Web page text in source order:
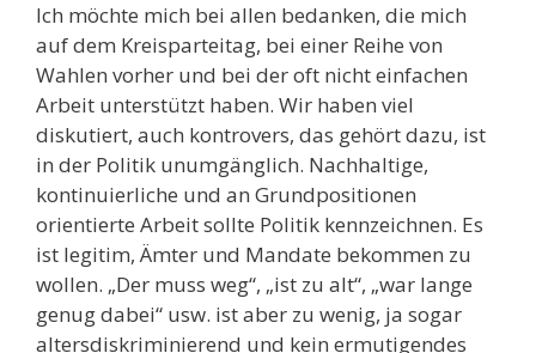
Ich möchte mich bei allen bedanken, die mich
auf dem Kreisparteitag, bei einer Reihe von
Wahlen vorher und bei der oft nicht einfachen
Arbeit unterstützt haben. Wir haben viel
diskutiert, auch kontrovers, das gehört dazu, ist
in der Politik unumgänglich. Nachhaltige,
kontinuierliche und an Grundpositionen
orientierte Arbeit sollte Politik kennzeichnen. Es
ist legitim, Ämter und Mandate bekommen zu
wollen. „Der muss weg“, „ist zu alt“, „war lange
genug dabei“ usw. ist aber zu wenig, ja sogar
altersdiskriminierend und kein ermutigendes